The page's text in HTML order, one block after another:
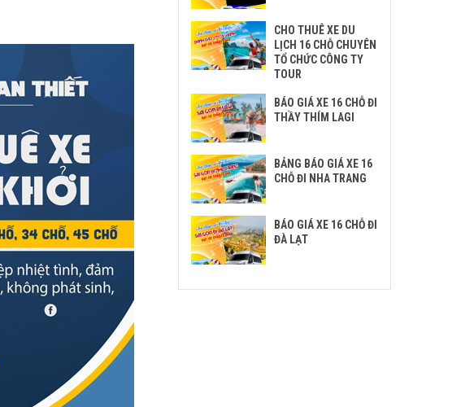
CHO THUÊ XE DU
LỊCH 16 CHỖ CHUYÊN
TỔ CHỨC CÔNG TY
TOUR
BÁO GIÁ XE 16 CHỖ ĐI
THẦY THÍM LAGI
BẢNG BÁO GIÁ XE 16
CHỖ ĐI NHA TRANG
BÁO GIÁ XE 16 CHỖ ĐI
ĐÀ LẠT